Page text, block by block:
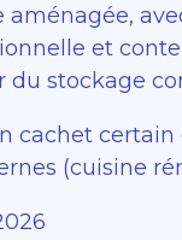
et
du stockage
cachet
(cuisine